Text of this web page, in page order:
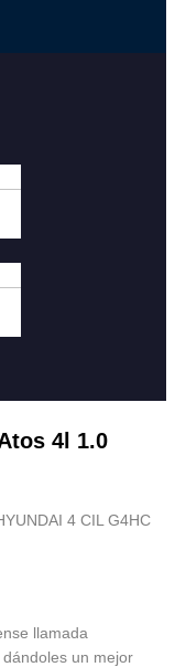
4l 1.0
4 CIL G4HC
llamada
un mejor